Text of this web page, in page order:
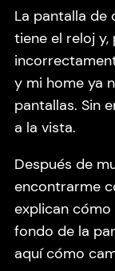
La pantalla de
tiene el reloj
y mi home ya
pantallas. Sin
a la vista.
Después de
encontrarme
explican
fondo de la
aquí cómo